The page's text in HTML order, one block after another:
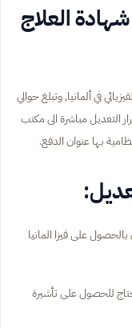
العلاج
في ألمانيا, وتبلغ حوالي
التعديل مباشرة الى مكتب
بها عنوان الدفع.
على فيزا المانيا
للحصول على تأشيرة